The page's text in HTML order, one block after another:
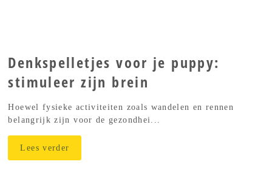
Denkspelletjes voor je puppy:
stimuleer zijn brein
Hoewel fysieke activiteiten zoals wandelen en rennen
belangrijk zijn voor de gezondhei...
Lees verder